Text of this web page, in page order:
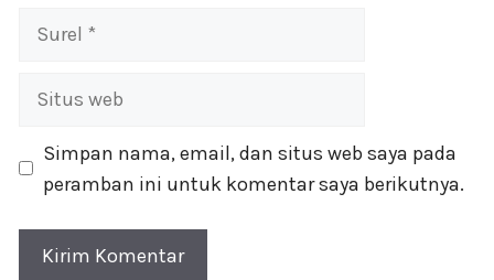
Surel
Situs
Simpan nama, email, dan situs web saya pada
peramban ini untuk komentar saya berikutnya.